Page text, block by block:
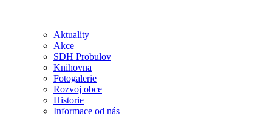
Aktuality
Akce
SDH Probulov
Knihovna
Fotogalerie
Rozvoj obce
Historie
Informace od nás